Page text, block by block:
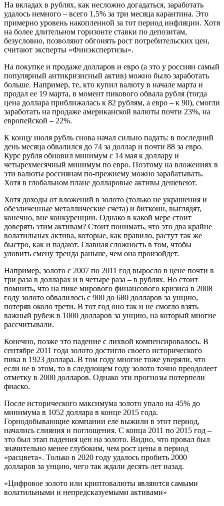
На вкладах в рублях, как несложно догадаться, заработать
удалось немного – всего 1,5% за три месяца карантина. Это
примерно уровень накопленной за тот период инфляции. Хотя
на более длительном горизонте ставки по депозитам,
безусловно, позволяют обгонять рост потребительских цен,
считают эксперты «Финэкспертизы».
На покупке и продаже долларов и евро (а это у россиян самый
популярный антикризисный актив) можно было заработать
больше. Например, те, кто купил валюту в начале марта и
продал ее 19 марта, в момент пикового обвала рубля (тогда
цена доллара приближалась к 82 рублям, а евро – к 90), смогли
заработать на продаже американской валюты почти 23%, на
европейской – 22%.
К концу июля рубль снова начал сильно падать: в последний
день месяца обвалился до 74 за доллар и почти 88 за евро.
Курс рубля обновил минимум с 14 мая к доллару и
четырехмесячный минимум по евро. Поэтому на вложениях в
эти валюты россиянам по-прежнему можно зарабатывать.
Хотя в глобальном плане долларовые активы дешевеют.
Хотя доходы от вложений в золото (только не украшения и
обезличенные металлические счета) и биткоин, выглядят,
конечно, вне конкуренции. Однако в какой мере стоит
доверять этим активам? Стоит понимать, что это два крайне
волатильных актива, которые, как правило, растут так же
быстро, как и падают. Главная сложность в том, чтобы
уловить смену тренда раньше, чем она произойдет.
Например, золото с 2007 по 2011 год выросло в цене почти в
три раза в долларах и в четыре раза – в рублях. Но стоит
помнить, что на пике мирового финансового кризиса в 2008
году золото обвалилось с 900 до 680 долларов за унцию,
потеряв около трети. В тот год оно так и не смогло взять
важный рубеж в 1000 долларов за унцию, на который многие
рассчитывали.
Конечно, позже это падение с лихвой компенсировалось. В
сентябре 2011 года золото достигло своего исторического
пика в 1923 доллара. В том году многие тоже уверяли, что
если не в этом, то в следующем году золото точно преодолеет
отметку в 2000 долларов. Однако эти прогнозы потерпели
фиаско.
После исторического максимума золото упало на 45% до
минимума в 1052 доллара в конце 2015 года.
Горнодобывающие компании еле выжили в этот период,
начались слияния и поглощения. С конца 2011 по 2015 год –
это был этап падения цен на золото. Видно, что провал был
значительно менее глубоким, чем рост цены в период
«расцвета». Только в 2020 году удалось пробить 2000
долларов за унцию, чего так ждали десять лет назад.
«Цифровое золото или криптовалюты являются самыми
волатильными и непредсказуемыми активами»